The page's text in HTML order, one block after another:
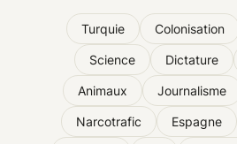
Turquie Colonisation
Science Dictature
Animaux Journalisme
Narcotrafic Espagne